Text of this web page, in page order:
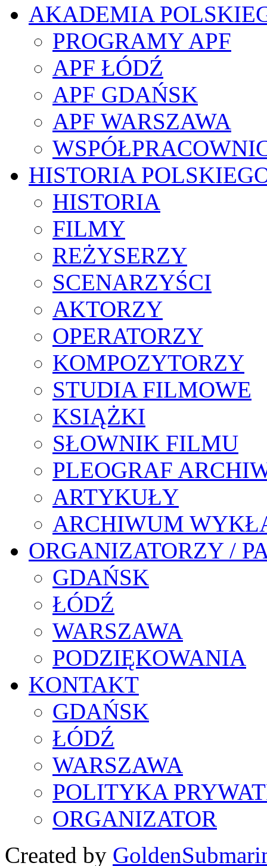
AKADEMIA
PROGRAMY APF
APF ŁÓDŹ
APF GDAŃSK
APF WARSZAWA
HISTORIA
HISTORIA
FILMY
REŻYSERZY
SCENARZYŚCI
AKTORZY
OPERATORZY
KOMPOZYTORZY
STUDIA FILMOWE
KSIĄŻKI
SŁOWNIK FILMU
PLEOGRAF
ARTYKUŁY
ARCHIWUM
ORGANIZATORZY /
GDAŃSK
ŁÓDŹ
WARSZAWA
PODZIĘKOWANIA
KONTAKT
GDAŃSK
ŁÓDŹ
WARSZAWA
POLITYKA
ORGANIZATOR
Created by